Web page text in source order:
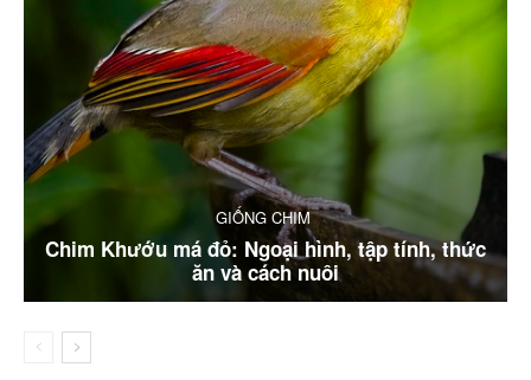
GIỐNG CHIM
Chim Khướu má đỏ: Ngoại hình, tập tính, thức
ăn và cách nuôi